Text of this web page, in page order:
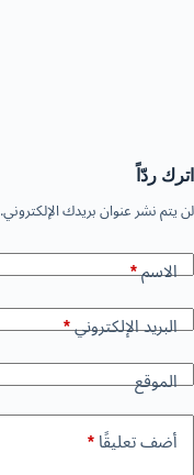
اترك ردّاً
لن يتم نشر عنوان بريدك الإلكتروني.
الاسم*
البريد الإلكتروني*
الموقع
أضف تعليقًا*